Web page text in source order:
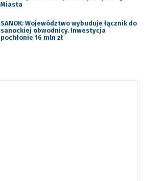
Miasta
SANOK: Województwo wybuduje łącznik do
sanockiej obwodnicy. Inwestycja
pochłonie 16 mln zł